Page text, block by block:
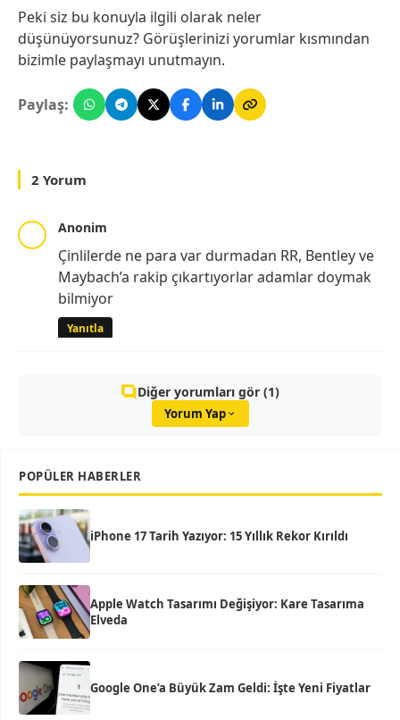
Peki siz bu konuyla ilgili olarak neler
düşünüyorsunuz? Görüşlerinizi yorumlar kısmından
bizimle paylaşmayı unutmayın.
Paylaş:
2 Yorum
Anonim
Çinlilerde ne para var durmadan RR, Bentley ve
Maybach’a rakip çıkartıyorlar adamlar doymak
bilmiyor
Yanıtla
Diğer yorumları gör (1)
Yorum Yap
POPÜLER HABERLER
iPhone 17 Tarih Yazıyor: 15 Yıllık Rekor Kırıldı
Apple Watch Tasarımı Değişiyor: Kare Tasarıma
Elveda
Google One’a Büyük Zam Geldi: İşte Yeni Fiyatlar